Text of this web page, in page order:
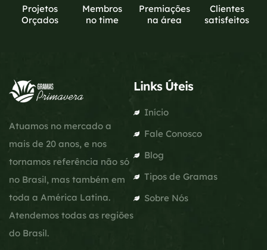
Projetos
Orçados
Membros
no time
Premiações
na área
Clientes
satisfeitos
Atuamos no mercado a
mais de 20 anos, e nos
tornamos referência não só
no Brasil, mas também em
toda a América Latina.
Atendemos todas as regiões
do Brasil.
Links Úteis
Início
Fale Conosco
Blog
Tipos de Gramas
Sobre Nós